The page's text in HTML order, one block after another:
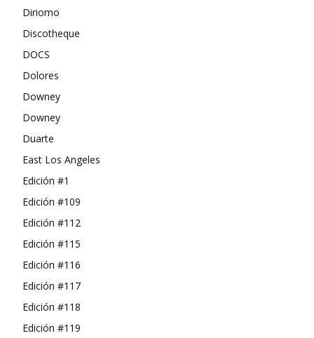
Diriomo
Discotheque
DOCS
Dolores
Downey
Downey
Duarte
East Los Angeles
Edición #1
Edición #109
Edición #112
Edición #115
Edición #116
Edición #117
Edición #118
Edición #119